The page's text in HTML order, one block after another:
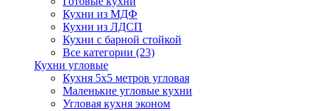
Кухни из МДФ
Кухни из ЛДСП
Кухни с барной стойкой
Все категории (23)
Кухни угловые
Кухня 5х5 метров угловая
Маленькие угловые кухни
Угловая кухня эконом